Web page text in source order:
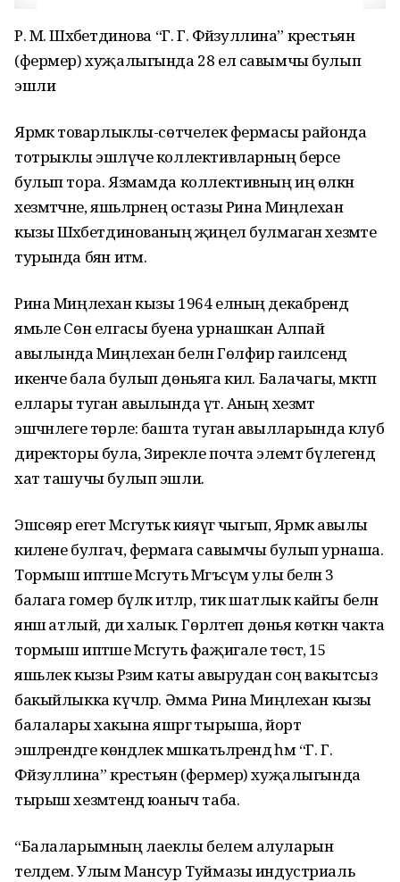
Р. М. Шәхәбетдинова “Г. Г. Фәйзуллина” крестьян
(фермер) хуҗалыгында 28 ел савымчы булып
эшли
Ярәмкә товарлыклы-сөтчелек фермасы районда
тотрыклы эшләүче коллективларның берсе
булып тора. Язмамда коллективның иң өлкән
хезмәтчәне, яшьләрнең остазы Рина Миңлехан
кызы Шәхәбетдинованың җиңел булмаган хезмәте
турында бәян итәм.
Рина Миңлехан кызы 1964 елның декабрендә
ямьле Сөн елгасы буена урнашкан Алпай
авылында Миңлехан белән Гөлфирә гаиләсендә
икенче бала булып дөньяга килә. Балачагы, мәктәп
еллары туган авылында үтә. Аның хезмәт
эшчәнлеге төрле: башта туган авылларында клуб
директоры була, Зирекле почта элемтә бүлегендә
хат ташучы булып эшли.
Эшсөяр егет Мәсгутькә кияүгә чыгып, Ярәмкә авылы
килене булгач, фермага савымчы булып урнаша.
Тормыш иптәше Мәсгуть Мәгъсүм улы белән 3
балага гомер бүләк итәләр, тик шатлык кайгы белән
янәшә атлый, ди халык. Гөрләтеп дөнья көткән чакта
тормыш иптәше Мәсгуть фаҗигале төстә, 15
яшьлек кызы Рәзимә каты авырудан соң вакытсыз
бакыйлыкка күчәләр. Әмма Рина Миңлехан кызы
балалары хакына яшәргә тырыша, йорт
эшләрендәге көндәлек мәшәкатьләрендә һәм “Г. Г.
Фәйзуллина” крестьян (фермер) хуҗалыгында
тырыш хезмәтендә юаныч таба.
“Балаларымның лаеклы белем алуларын
теләдем. Улым Мансур Туймазы индустриаль